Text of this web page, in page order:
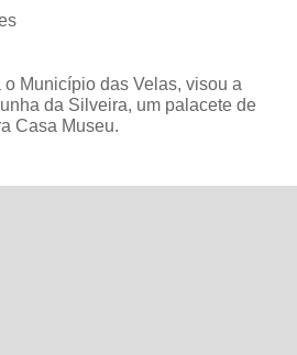
Município das Velas, visou a
da Silveira, um palacete de
Casa Museu.